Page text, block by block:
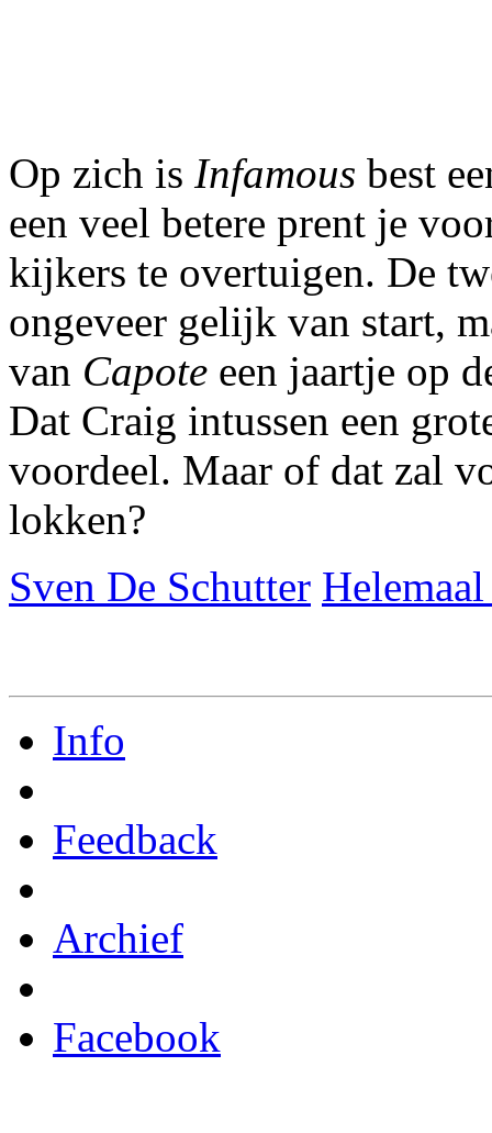
Op zich is Infamous best
een veel betere prent je
kijkers te overtuigen. De
ongeveer gelijk van start,
van Capote een jaartje op
Dat Craig intussen een
voordeel. Maar of dat zal
lokken?
Sven De Schutter
Info
Feedback
Archief
Facebook